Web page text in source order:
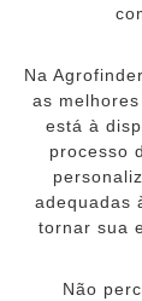
Na
as
está à
processo
adequadas
tornar sua
Não